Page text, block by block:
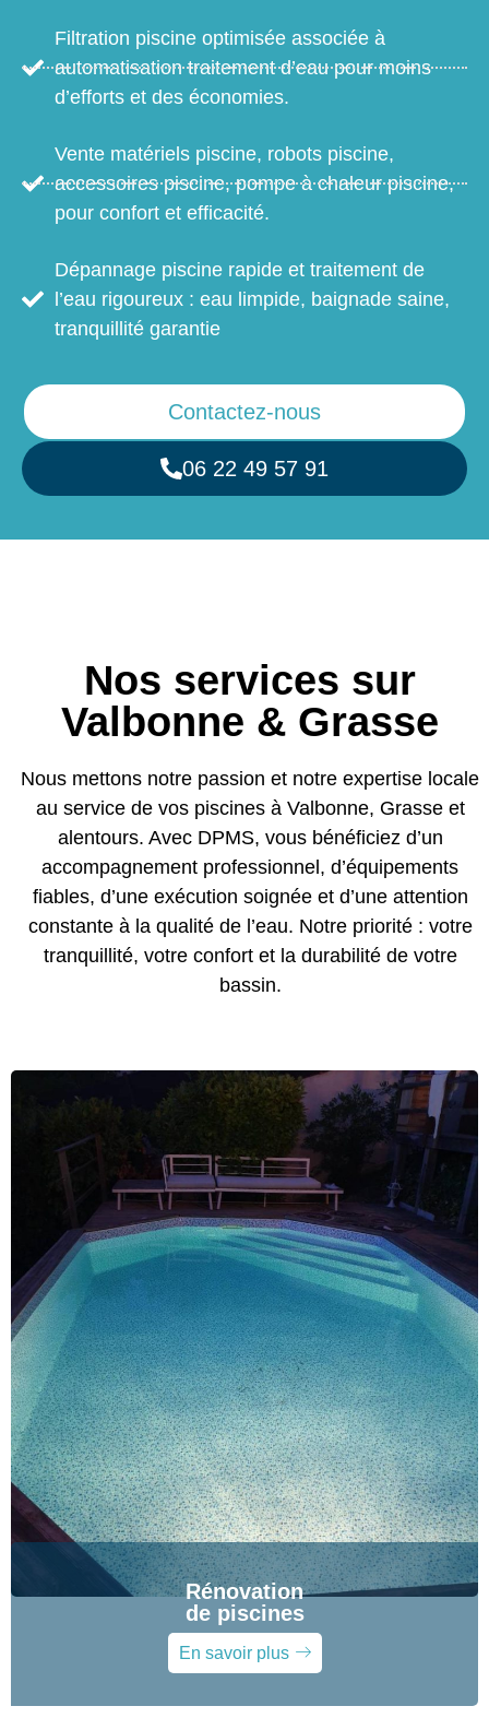
Filtration piscine optimisée associée à
automatisation traitement d’eau pour moins
d’efforts et des économies.
Vente matériels piscine, robots piscine,
accessoires piscine, pompe à chaleur piscine,
pour confort et efficacité.
Dépannage piscine rapide et traitement de
l’eau rigoureux : eau limpide, baignade saine,
tranquillité garantie
Contactez-nous
06 22 49 57 91
Nos services sur
Valbonne & Grasse
Nous mettons notre passion et notre expertise locale
au service de vos piscines à Valbonne, Grasse et
alentours. Avec DPMS, vous bénéficiez d’un
accompagnement professionnel, d’équipements
fiables, d’une exécution soignée et d’une attention
constante à la qualité de l’eau. Notre priorité : votre
tranquillité, votre confort et la durabilité de votre
bassin.
Rénovation
de piscines
En savoir plus